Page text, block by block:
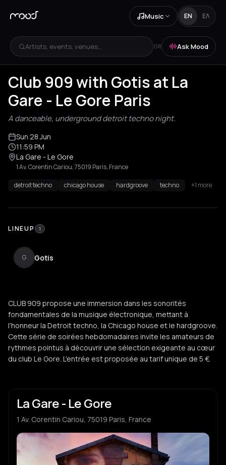
Music EN ΕΛ
Artists, events, venues... OR Ask Mood
Club 909 with Gotis at La
Gare - Le Gore Paris
A danceable, underground detroit techno night.
Sun 28 Jun
11:59 PM
La Gare - Le Gore
1 Av. Corentin Cariou, 75019 Paris, France
detroit techno chicago house hardgroove techno +1 more
LINEUP 1
G Gotis
CLUB 909 propose une immersion dans les sonorités
fondamentales de la musique électronique, mettant à
l'honneur la Detroit techno, la Chicago house et le hardgroove.
Cette série de soirées hebdomadaires invite les amateurs de
rythmes pointus à découvrir une sélection exigeante au cœur
du club Le Gore. L'entrée est proposée au tarif unique de 5 €.
La Gare - Le Gore
1 Av. Corentin Cariou, 75019 Paris, France